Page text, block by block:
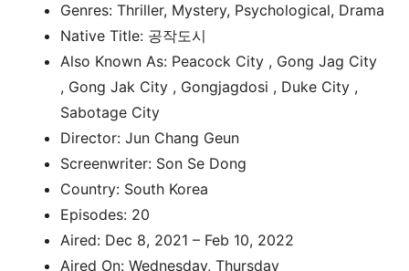
Genres: Thriller, Mystery, Psychological, Drama
Native Title: 공작도시
Also Known As: Peacock City , Gong Jag City
, Gong Jak City , Gongjagdosi , Duke City ,
Sabotage City
Director: Jun Chang Geun
Screenwriter: Son Se Dong
Country: South Korea
Episodes: 20
Aired: Dec 8, 2021 – Feb 10, 2022
Aired On: Wednesday, Thursday